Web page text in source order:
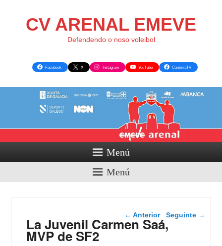
CV ARENAL EMEVE
Defendendo o noso voleibol
Facebook X Instagram YouTube CanteiraTV
Menú
Menú
Navegador de artigos
← Anterior Seguinte →
La Juvenil Carmen Saá,
MVP de SF2